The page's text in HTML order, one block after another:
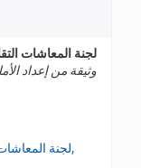
لجنة المعاشات
وثيقة من إعداد